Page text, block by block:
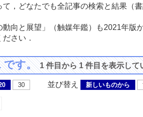
て，どなたでも全記事の検索と結果（
動向と展望」（触媒年鑑）も2021年
さい．
です。1 件目から 1 件目を表示して
30 並び替え 新しいものから